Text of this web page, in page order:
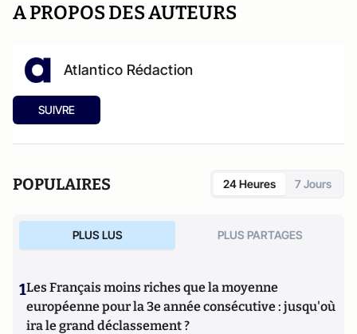
A PROPOS DES AUTEURS
Atlantico Rédaction
SUIVRE
POPULAIRES 24 Heures 7 Jours
PLUS LUS PLUS PARTAGES
1Les Français moins riches que la moyenne
européenne pour la 3e année consécutive : jusqu'où
ira le grand déclassement ?